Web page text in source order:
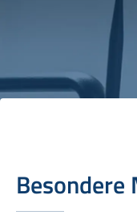
Besondere